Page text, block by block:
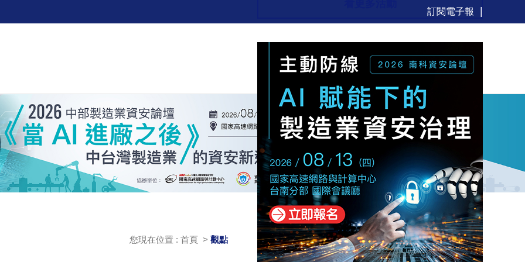
訂閱電子報
新聞 觀點 解決方案 活動
您現在位置 : 首頁 > 觀點